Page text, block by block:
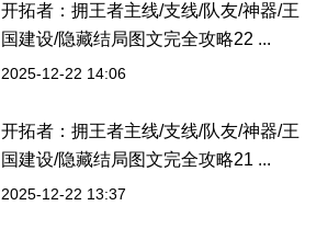
开拓者：拥王者主线/支线/队友/神器/王
国建设/隐藏结局图文完全攻略22 ...
2025-12-22 14:06
开拓者：拥王者主线/支线/队友/神器/王
国建设/隐藏结局图文完全攻略21 ...
2025-12-22 13:37